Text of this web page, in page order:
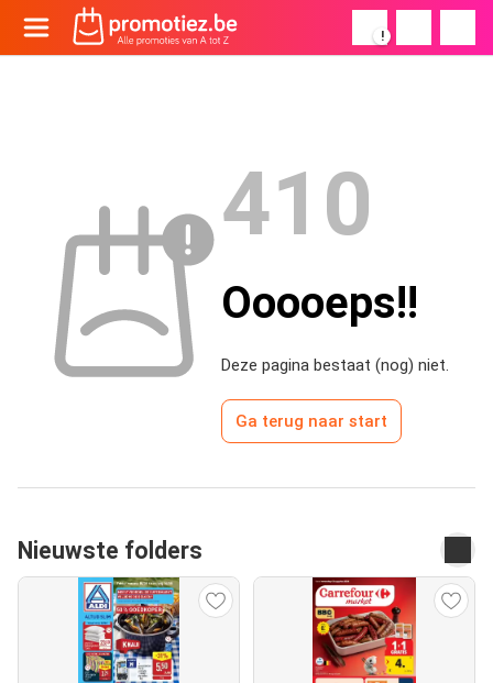
!
410
Ooooeps!!
Deze pagina bestaat (nog) niet.
Ga terug naar start
Nieuwste folders